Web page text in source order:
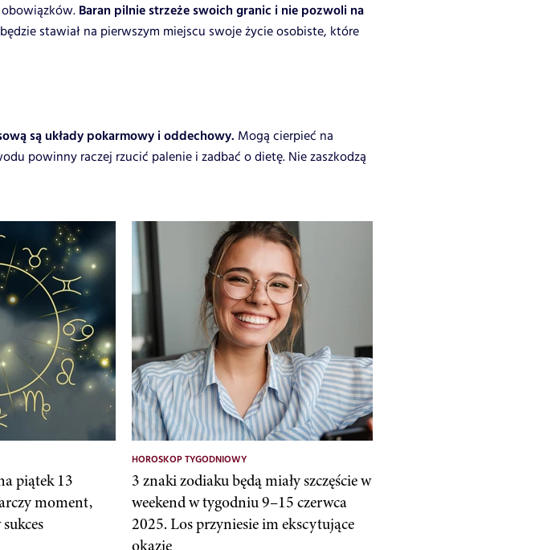
Baran pilnie strzeże swoich granic i nie pozwoli na
stawiał na pierwszym miejscu swoje życie osobiste, które
są układy pokarmowy i oddechowy. Mogą cierpieć na
powinny raczej rzucić palenie i zadbać o dietę. Nie zaszkodzą
piątek 13
moment,
HOROSKOP TYGODNIOWY
3 znaki zodiaku będą miały szczęście w
weekend w tygodniu 9–15 czerwca
2025. Los przyniesie im ekscytujące
okazje